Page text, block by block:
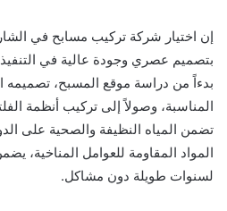
إن اختيار شركة تركيب مسابح في
بتصميم عصري وجودة عالية في
بدءاً من دراسة موقع المسبح، تصميمه
المناسبة، وصولاً إلى تركيب أنظمة
تضمن المياه النظيفة والصحية على
المواد المقاومة للعوامل المناخية،
لسنوات طويلة دون مشاكل.